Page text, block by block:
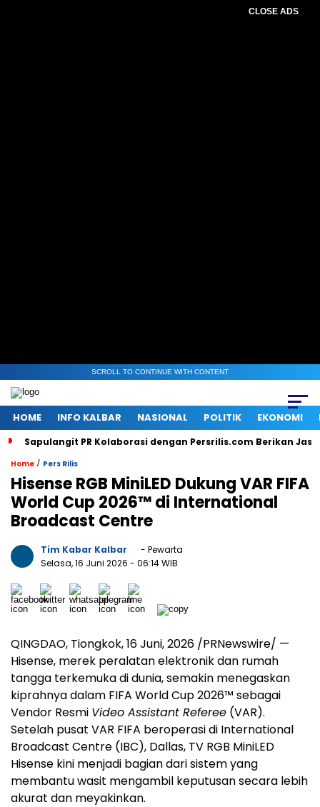
CLOSE ADS
SCROLL TO CONTINUE WITH CONTENT
HOME INFO KALBAR NASIONAL POLITIK EKONOMI
Sapulangit PR Kolaborasi dengan Persrilis.com Berikan
Home / Pers Rilis
Hisense RGB MiniLED Dukung VAR FIFA
World Cup 2026™ di International
Broadcast Centre
Tim Kabar Kalbar
- Pewarta
Selasa, 16 Juni 2026 - 06:14 WIB
QINGDAO, Tiongkok,16 Juni, 2026 /PRNewswire/ —
Hisense, merek peralatan elektronik dan rumah
tangga terkemuka di dunia, semakin menegaskan
kiprahnya dalam FIFA World Cup 2026™ sebagai
Vendor Resmi Video Assistant Referee (VAR).
Setelah pusat VAR FIFA beroperasi di International
Broadcast Centre (IBC), Dallas, TV RGB MiniLED
Hisense kini menjadi bagian dari sistem yang
membantu wasit mengambil keputusan secara lebih
akurat dan meyakinkan.